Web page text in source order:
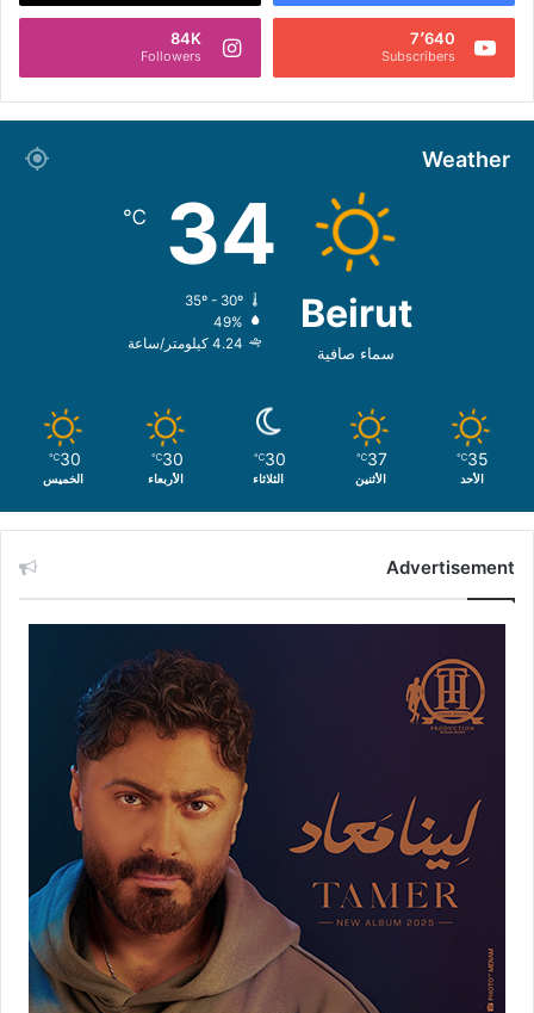
7٬640
Subscribers
84K
Followers
Weather
Beirut
سماء صافية
34
℃
35º - 30º
49%
4.24 كيلومتر/ساعة
35
℃
الأحد
37
℃
الأثنين
30
℃
الثلاثاء
30
℃
الأربعاء
30
℃
الخميس
Advertisement